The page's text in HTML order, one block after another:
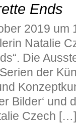
Ends
2019 um
Natalie
Die
der
Bilder‘ und
Czech […]